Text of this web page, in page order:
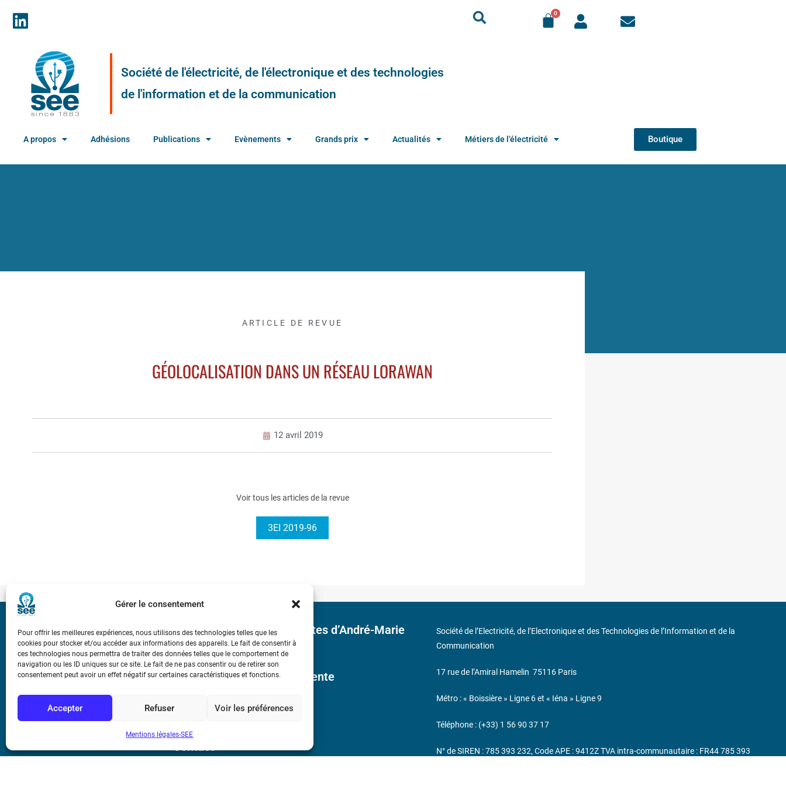
Gérer le consentement
Pour offrir les meilleures expériences, nous utilisons des technologies telles que les
cookies pour stocker et/ou accéder aux informations des appareils. Le fait de consentir à
ces technologies nous permettra de traiter des données telles que le comportement de
navigation ou les ID uniques sur ce site. Le fait de ne pas consentir ou de retirer son
consentement peut avoir un effet négatif sur certaines caractéristiques et fonctions.
Accepter Refuser Voir les préférences
Mentions légales-SEE
Société de l'électricité, de l'électronique et des technologies
de l'information et de la communication
A propos Adhésions Publications Evènements Grands prix Actualités Métiers de l’électricité Boutique
ARTICLE DE REVUE
GÉOLOCALISATION DANS UN RÉSEAU LORAWAN
12 avril 2019
Voir tous les articles de la revue
3EI 2019-96
Bicentenaire des découvertes d’André-Marie
Ampère
Conditions Générales de Vente
Mentions légales
Contact
Société de l’Electricité, de l’Electronique et des Technologies de l’Information et de la
Communication
17 rue de l’Amiral Hamelin 75116 Paris
Métro : « Boissière » Ligne 6 et « Iéna » Ligne 9
Téléphone : (+33) 1 56 90 37 17
N° de SIREN : 785 393 232, Code APE : 9412Z TVA intra-communautaire : FR44 785 393